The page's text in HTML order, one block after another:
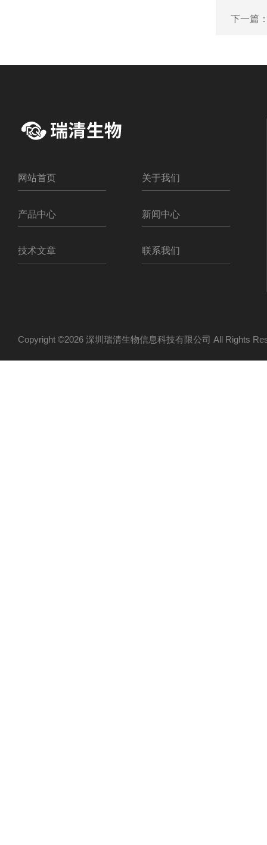
下一篇
网站首页 关于我们
产品中心 新闻中心
技术文章 联系我们
Copyright ©2026 深圳瑞清生物信息科技有限公司 All Rights